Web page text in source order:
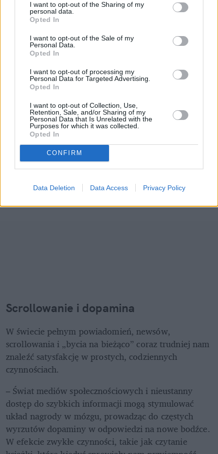
I want to opt-out of the Sharing of my
personal data.
Opted In
I want to opt-out of the Sale of my
Personal Data.
Opted In
I want to opt-out of processing my
Personal Data for Targeted Advertising.
Opted In
I want to opt-out of Collection, Use,
Retention, Sale, and/or Sharing of my
Personal Data that Is Unrelated with the
Purposes for which it was collected.
Opted In
CONFIRM
Data Deletion Data Access Privacy Policy
Scrollowanie i dopamina
W świecie pełnym powiadomień, newsów,
scrollowania i „bycia na bieżąco” coraz trudniej nam
znaleźć satysfakcję w prostych, codziennych
czynnościach.
– Świat mediów społecznościowych i nieustanny
dostęp do szybkich informacji mogą stymulować
układ nagrody w mózgu, prowadząc do częstych
wyrzutów dopaminy w odpowiedzi na nowe bodźce.
W efekcie zwykłe czynności, takie jak czytanie